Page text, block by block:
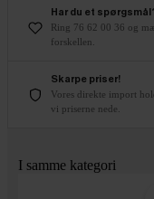
Har du et
Ring 76 62 00 36 og
forskellen.
Skarpe priser!
Vores direkte import
vi priserne nede.
I samme kategori